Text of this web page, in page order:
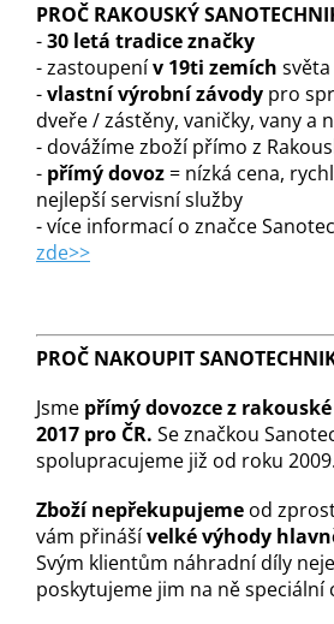
PROČ RAKOUSKÝ
-30 letá tradice značky
- zastoupenív 19ti zemích světa
-vlastní výrobní závody pro
dveře / zástěny, vaničky, vany a
- dovážíme zboží přímo z
- přímý dovoz= nízká cena,
nejlepší servisní služby
- více informací o značce
zde>>
PROČ NAKOUPIT
Jsme přímý dovozce z
2017 pro ČR. Se značkou
spolupracujeme již od roku 2009.
Zboží nepřekupujeme od
vám přinášívelké výhody
Svým klientům náhradní díly
poskytujeme jim na ně speciální